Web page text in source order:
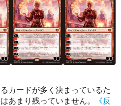
カードが多く決まっているた
あまり残っていません。
《反